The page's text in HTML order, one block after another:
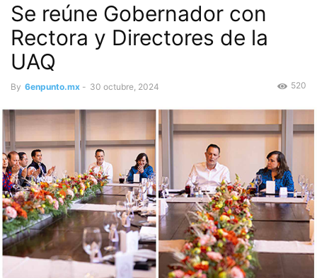
Se reúne Gobernador con
Rectora y Directores de la
UAQ
By 6enpunto.mx - 30 octubre, 2024 520